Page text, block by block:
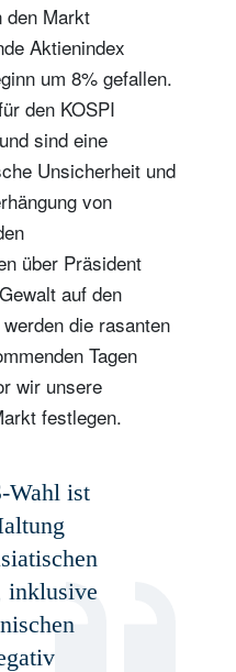
den Markt
Aktienindex
um 8% gefallen.
den KOSPI
sind eine
Unsicherheit und
von
über Präsident
auf den
die rasanten
Tagen
wir unsere
festlegen.
Wahl ist
inklusive